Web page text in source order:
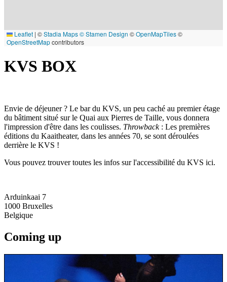
Leaflet | ©Stadia Maps© Stamen Design ©OpenMapTiles©
OpenStreetMapcontributors
KVS BOX
Envie de déjeuner ? Le bar du KVS, un peu caché au premier étage
du bâtiment situé sur le Quai aux Pierres de Taille, vous donnera
l'impression d'être dans les coulisses. Throwback: Les premières
éditions du Kaaitheater, dans les années 70, se sont déroulées
derrière le KVS !
Vous pouvez trouver toutes les infos sur l'accessibilité du KVS ici.
Arduinkaai 7
1000 Bruxelles
Belgique
Coming up